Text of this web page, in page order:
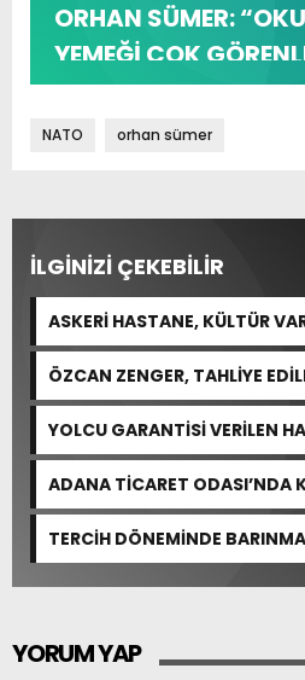
ORHAN SÜMER:
YEMEĞİ ÇOK
GÜVENMİYORUZ”
NATO orhan sümer
İLGİNİZİ ÇEKEBİLİR
ASKERİ HASTANE, KÜLTÜR
ÖZELLEŞTİRİLEMEZ!
ÖZCAN ZENGER, TAHLİYE
YOLCU GARANTİSİ VERİLEN
ÇIKARMA VAR
ADANA TİCARET ODASI’NDA
BEKLENİYOR
TERCİH DÖNEMİNDE
YORUM YAP